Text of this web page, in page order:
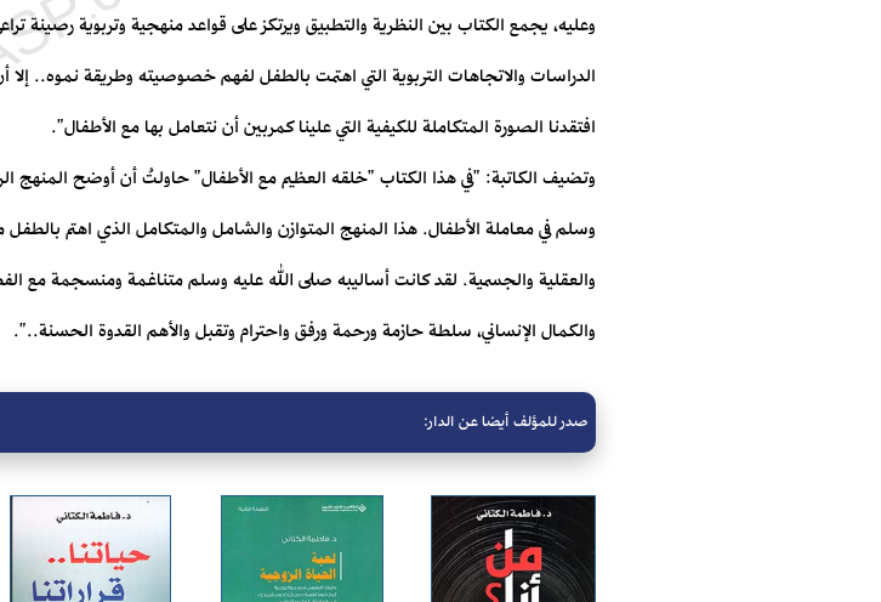
وعليه، يجمع الكتاب بين النظرية والتطبيق ويرتكز على قواعد منهجية وتربوية رصينة
الدراسات والاتجاهات التربوية التي اهتمت بالطفل لفهم خصوصيته وطريقة نموه..
افتقدنا الصورة المتكاملة للكيفية التي علينا كمربين أن نتعامل بها مع الأطفال".
وتضيف الكاتبة: "في هذا الكتاب "خلقه العظيم مع الأطفال" حاولتُ أن أوضح المنهج
وسلم في معاملة الأطفال. هذا المنهج المتوازن والشامل والمتكامل الذي اهتم
والعقلية والجسمية. لقد كانت أساليبه صلى الله عليه وسلم متناغمة ومنسجمة مع
والكمال الإنساني، سلطة حازمة ورحمة ورفق واحترام وتقبل والأهم القدوة الحسنة..".
صدر للمؤلف أيضا عن الدار: